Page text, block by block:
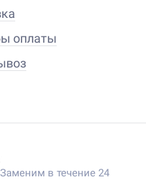
оплаты
в течение 24